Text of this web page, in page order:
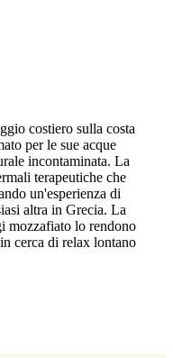
costiero sulla costa
per le sue acque
incontaminata. La
terapeutiche che
un'esperienza di
altra in Grecia. La
mozzafiato lo rendono
cerca di relax lontano